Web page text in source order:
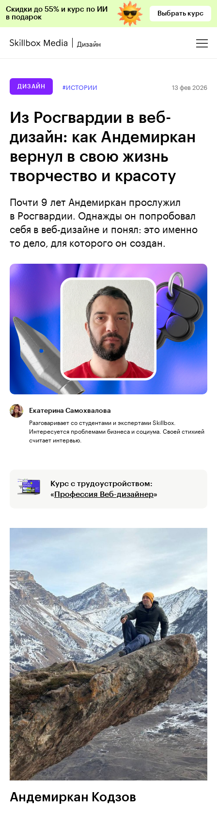
Скидки до 55% и курс по ИИ
в подарок
Выбрать курс
Дизайн
ДИЗАЙН #ИСТОРИИ 13 фев 2026
Из Росгвардии в веб-
дизайн: как Андемиркан
вернул в свою жизнь
творчество и красоту
Почти 9 лет Андемиркан прослужил
в Росгвардии. Однажды он попробовал
себя в веб-дизайне и понял: это именно
то дело, для которого он создан.
Екатерина Самохвалова
Разговаривает со студентами и экспертами Skillbox.
Интересуется проблемами бизнеса и социума. Своей стихией
считает интервью.
Курс с трудоустройством:
« Профессия Веб-дизайнер»
Андемиркан Кодзов